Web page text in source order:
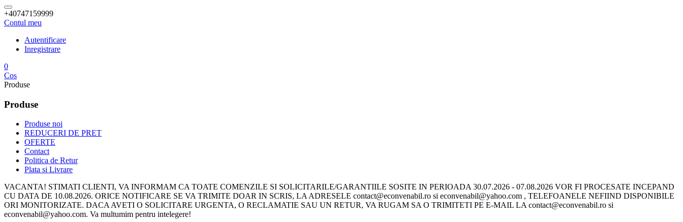
+40747159999
Contul meu
Autentificare
Inregistrare
0
Cos
Produse
Produse
Produse noi
REDUCERI DE PRET
OFERTE
Contact
Politica de Retur
Plata si Livrare
VACANTA! STIMATI CLIENTI, VA INFORMAM CA TOATE COMENZILE SI SOLICITARILE/GARANTIILE SOSITE IN PERIOADA 30.07.2026 - 07.08.2026 VOR FI PROCESATE INCEPAND
CU DATA DE 10.08.2026. ORICE NOTIFICARE SE VA TRIMITE DOAR IN SCRIS, LA ADRESELE contact@econvenabil.ro si econvenabil@yahoo.com , TELEFOANELE NEFIIND DISPONIBILE
ORI MONITORIZATE. DACA AVETI O SOLICITARE URGENTA, O RECLAMATIE SAU UN RETUR, VA RUGAM SA O TRIMITETI PE E-MAIL LA contact@econvenabil.ro si
econvenabil@yahoo.com. Va multumim pentru intelegere!